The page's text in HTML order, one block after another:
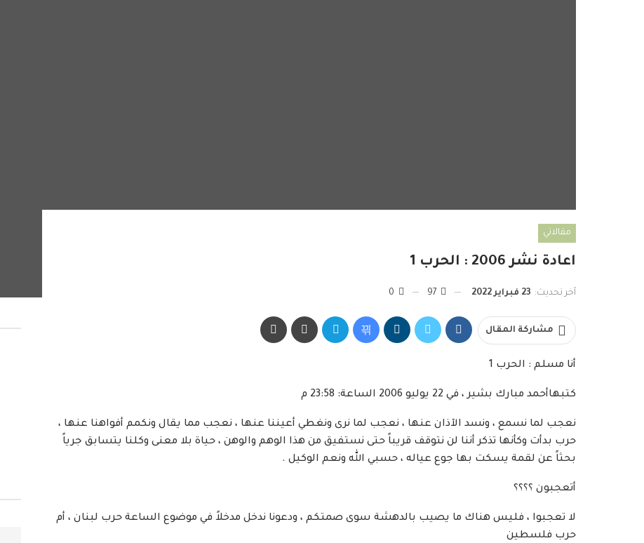
مقالاتي
اعادة نشر 2006 : الحرب 1
آخر تحديث: 23 فبراير 2022
مشاركة المقال
أنا مسلم : الحرب 1
كتبهاأحمد مبارك بشير ، في 22 يوليو 2006 الساعة: 23:58 م
نعجب لما نسمع ، ونسد الآذان عنها ، نعجب لما نرى ونغطي أعيننا عنها ، نعجب مما يقال ونكمم أفواهنا عنها ،
حرب بدأت وكأنها تذكر أننا لن نتوقف قريباً حتى نستفيق من هذا الوهم والوهن ، حياة بلا معنى وكلنا يتسابق جرياً
بحثاً عن لقمة يسكت بها جوع عياله ، حسبي الله ونعم الوكيل .
أتعجبون ؟؟؟؟
لا تعجبوا ، فليس هناك ما يصيب بالدهشة سوى صمتكم ، ودعونا ندخل مدخلاً في موضوع الساعة حرب لبنان ، أم
حرب فلسطين